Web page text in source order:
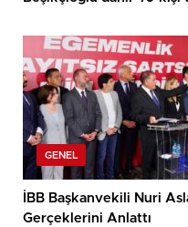
GENEL
İBB Başkanvekili Nuri
Gerçeklerini Anlattı